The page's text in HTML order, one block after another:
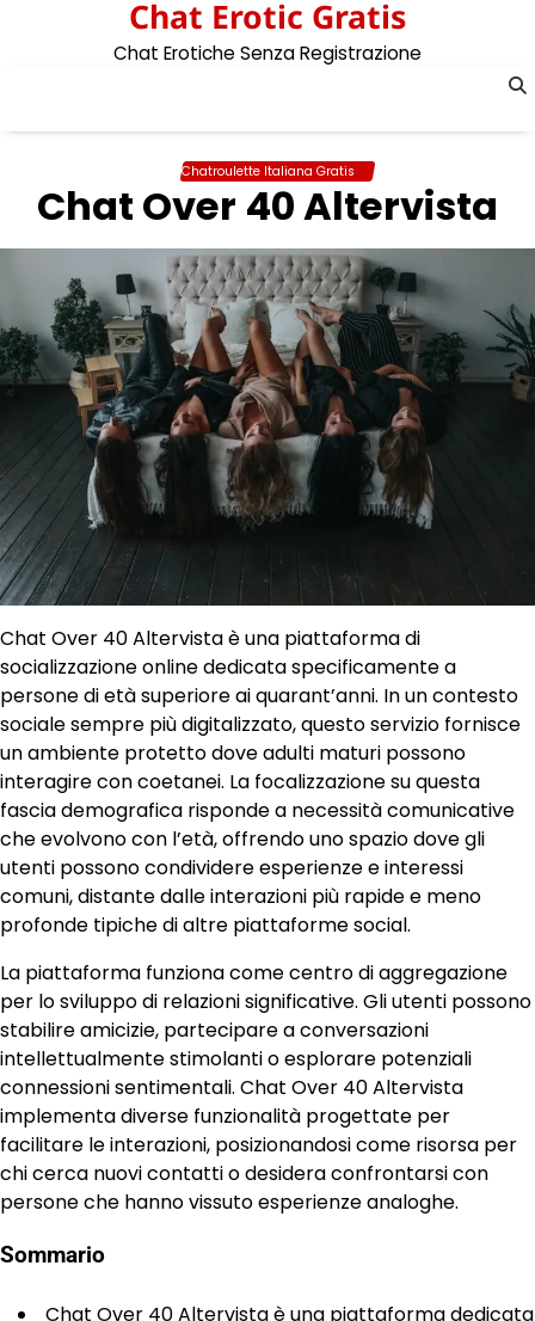
Chat Erotic Gratis
Chat Erotiche Senza Registrazione
Chatroulette Italiana Gratis
Chat Over 40 Altervista
Chat Over 40 Altervista è una piattaforma di
socializzazione online dedicata specificamente a
persone di età superiore ai quarant’anni. In un contesto
sociale sempre più digitalizzato, questo servizio fornisce
un ambiente protetto dove adulti maturi possono
interagire con coetanei. La focalizzazione su questa
fascia demografica risponde a necessità comunicative
che evolvono con l’età, offrendo uno spazio dove gli
utenti possono condividere esperienze e interessi
comuni, distante dalle interazioni più rapide e meno
profonde tipiche di altre piattaforme social.
La piattaforma funziona come centro di aggregazione
per lo sviluppo di relazioni significative. Gli utenti possono
stabilire amicizie, partecipare a conversazioni
intellettualmente stimolanti o esplorare potenziali
connessioni sentimentali. Chat Over 40 Altervista
implementa diverse funzionalità progettate per
facilitare le interazioni, posizionandosi come risorsa per
chi cerca nuovi contatti o desidera confrontarsi con
persone che hanno vissuto esperienze analoghe.
Sommario
Chat Over 40 Altervista è una piattaforma dedicata